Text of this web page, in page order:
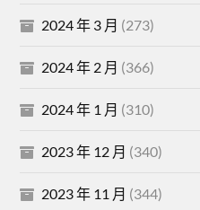
2024 年 3 月 (273)
2024 年 2 月 (366)
2024 年 1 月 (310)
2023 年 12 月 (340)
2023 年 11 月 (344)